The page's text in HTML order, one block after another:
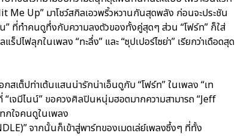
Me Up” มาโชว์สกิลเอวพริ้วหวานกันสุดพลัง ก่อนจะประชัน
” ที่ทำคนดูทึ่งกับความลงตัวของทั้งคู่สุดๆ ส่วน “โฟร์ท” ก็ใส่
ปไฟลุกในเพลง “ทะลึ่ง” และ “ซุปเปอร์ไซย่า” เรียกว่าเดือดสุด
สเต็ปท่าเต้นแสนน่ารักน่าเอ็นดูกับ “โฟร์ท” ในเพลง “เท
เจมีไนน์” ขอควงศิลปินหนุ่มฮอตมากความสามารถ “Jeff
กใจคนดูในเพลง
จากนั้นก็เข้าสู่พาร์ทของเมดเล่ย์เพลงซึ้งๆ ที่ทั้ง